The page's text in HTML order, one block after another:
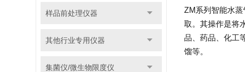
样品前处理仪器
其他行业专用仪器
集菌仪/微生物限度仪
ZM系列智能水
取。其操作是将
品、药品、化工
馏等。